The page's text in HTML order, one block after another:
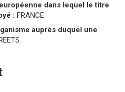
dans lequel le titre
: FRANCE
auprès duquel une